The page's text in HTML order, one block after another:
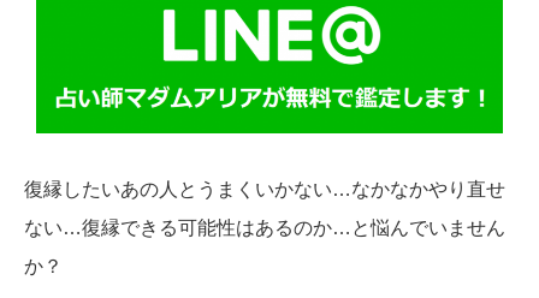
復縁したいあの人とうまくいかない…なかなかやり直せ
ない…復縁できる可能性はあるのか…と悩んでいません
か？